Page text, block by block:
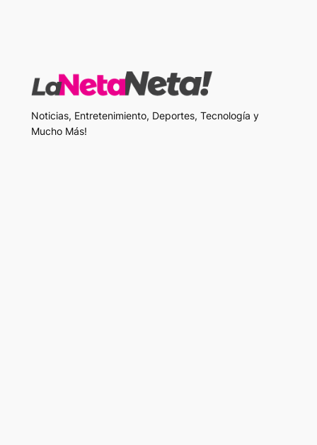
Noticias, Entretenimiento, Deportes, Tecnología y
Mucho Más!